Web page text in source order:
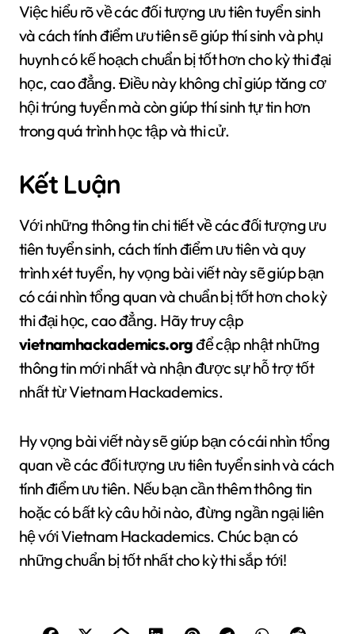
Việc hiểu rõ về các đối tượng ưu tiên tuyển sinh
và cách tính điểm ưu tiên sẽ giúp thí sinh và phụ
huynh có kế hoạch chuẩn bị tốt hơn cho kỳ thi đại
học, cao đẳng. Điều này không chỉ giúp tăng cơ
hội trúng tuyển mà còn giúp thí sinh tự tin hơn
trong quá trình học tập và thi cử.
Kết Luận
Với những thông tin chi tiết về các đối tượng ưu
tiên tuyển sinh, cách tính điểm ưu tiên và quy
trình xét tuyển, hy vọng bài viết này sẽ giúp bạn
có cái nhìn tổng quan và chuẩn bị tốt hơn cho kỳ
thi đại học, cao đẳng. Hãy truy cập
vietnamhackademics.orgđể cập nhật những
thông tin mới nhất và nhận được sự hỗ trợ tốt
nhất từ Vietnam Hackademics.
Hy vọng bài viết này sẽ giúp bạn có cái nhìn tổng
quan về các đối tượng ưu tiên tuyển sinh và cách
tính điểm ưu tiên. Nếu bạn cần thêm thông tin
hoặc có bất kỳ câu hỏi nào, đừng ngần ngại liên
hệ với Vietnam Hackademics. Chúc bạn có
những chuẩn bị tốt nhất cho kỳ thi sắp tới!